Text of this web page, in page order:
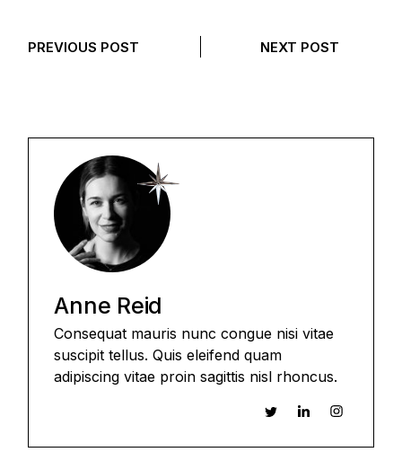
PREVIOUS POST NEXT POST
Anne Reid
Consequat mauris nunc congue nisi vitae
suscipit tellus. Quis eleifend quam
adipiscing vitae proin sagittis nisl rhoncus.